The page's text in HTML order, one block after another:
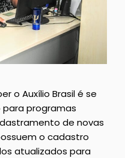
o Auxílio Brasil é se
para programas
de novas
o cadastro
atualizados para